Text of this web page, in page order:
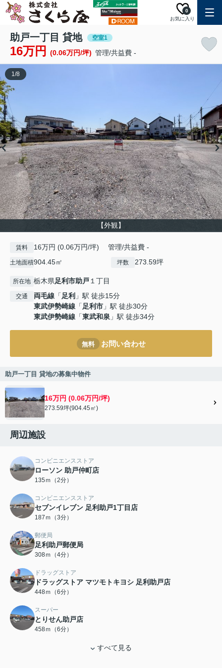
お気に入り
0
助戸一丁目 貸地 空室1
16万円 (0.06万円/坪) 管理/共益費 -
【外観】
1/8
賃料 16万円 (0.06万円/坪) 管理/共益費 -
土地面積904.45㎡ 坪数 273.59坪
所在地 栃木県足利市助戸１丁目
交通 両毛線 「足利 」駅 徒歩15分
東武伊勢崎線 「足利市 」駅 徒歩30分
東武伊勢崎線 「東武和泉 」駅 徒歩34分
無料 お問い合わせ
助戸一丁目 貸地の募集中物件
16万円 (0.06万円/坪)
273.59坪(904.45㎡)
周辺施設
コンビニエンスストア
ローソン 助戸仲町店
135ｍ（2分）
コンビニエンスストア
セブンイレブン 足利助戸1丁目店
187ｍ（3分）
郵便局
足利助戸郵便局
308ｍ（4分）
ドラッグストア
ドラッグストア マツモトキヨシ 足利助戸店
448ｍ（6分）
スーパー
とりせん助戸店
458ｍ（6分）
すべて見る